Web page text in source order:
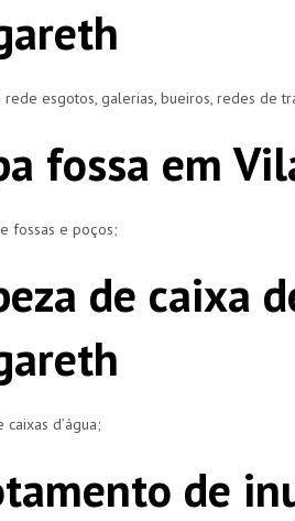
esgotos, galerias, bueiros, redes de
fossa em
fossas e poços;
de caixa
d’água;
de